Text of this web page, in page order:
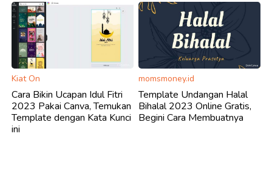
Kiat On
Cara Bikin Ucapan Idul Fitri
2023 Pakai Canva, Temukan
Template dengan Kata Kunci
ini
momsmoney.id
Template Undangan Halal
Bihalal 2023 Online Gratis,
Begini Cara Membuatnya